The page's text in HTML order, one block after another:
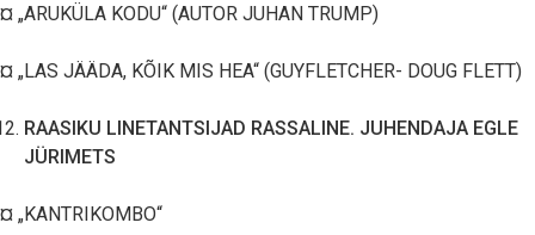
¤ „ARUKÜLA KODU“ (AUTOR JUHAN TRUMP)
¤ „LAS JÄÄDA, KÕIK MIS HEA“ (GUYFLETCHER- DOUG FLETT)
RAASIKU LINETANTSIJAD RASSALINE. JUHENDAJA EGLE
JÜRIMETS
¤ „KANTRIKOMBO“